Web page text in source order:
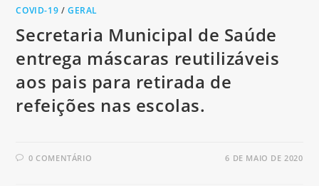
COVID-19 /GERAL
Secretaria Municipal de Saúde
entrega máscaras reutilizáveis
aos pais para retirada de
refeições nas escolas.
0 COMENTÁRIO 6 DE MAIO DE 2020